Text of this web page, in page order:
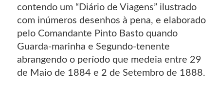
contendo um “Diário de Viagens” ilustrado
com inúmeros desenhos à pena, e elaborado
pelo Comandante Pinto Basto quando
Guarda-marinha e Segundo-tenente
abrangendo o período que medeia entre 29
de Maio de 1884 e 2 de Setembro de 1888.